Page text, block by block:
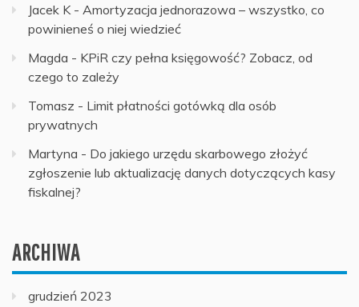
Jacek K- Amortyzacja jednorazowa – wszystko, co
powinieneś o niej wiedzieć
Magda - KPiR czy pełna księgowość? Zobacz, od
czego to zależy
Tomasz - Limit płatności gotówką dla osób
prywatnych
Martyna - Do jakiego urzędu skarbowego złożyć
zgłoszenie lub aktualizację danych dotyczących kasy
fiskalnej?
ARCHIWA
grudzień 2023